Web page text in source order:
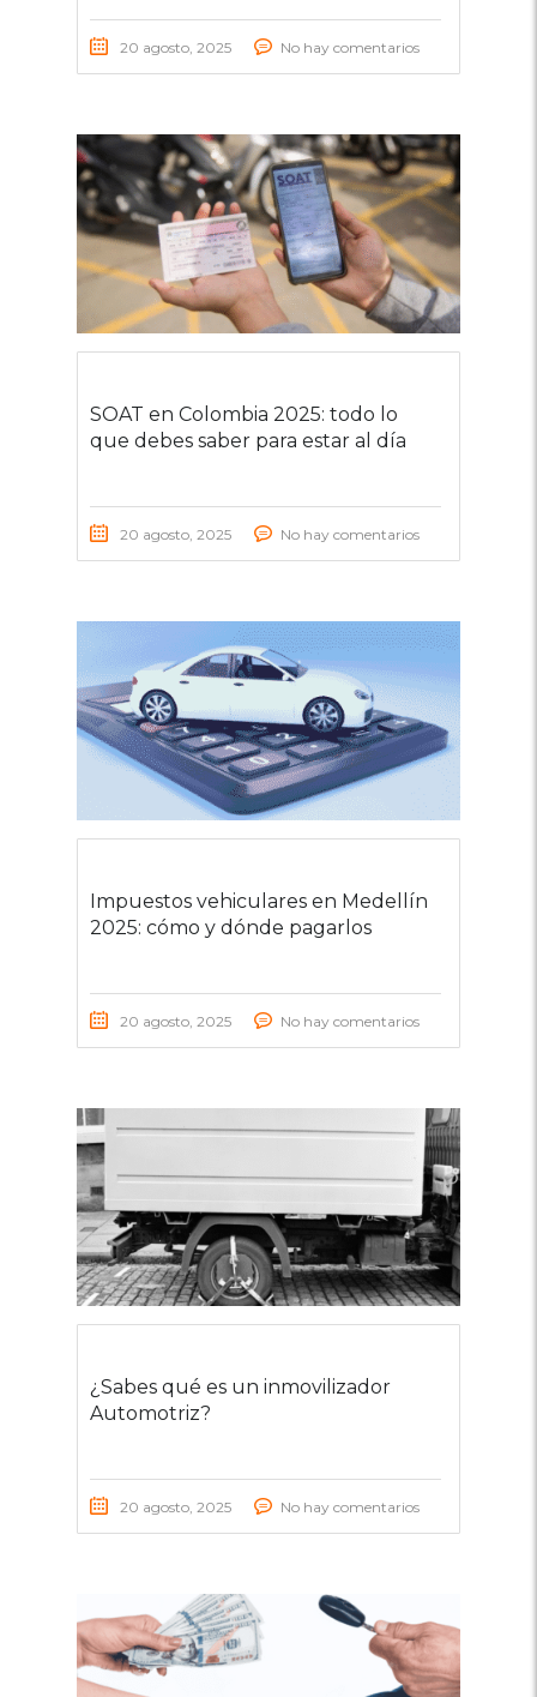
20 agosto, 2025 No hay comentarios
SOAT en Colombia 2025: todo lo
que debes saber para estar al día
20 agosto, 2025 No hay comentarios
Impuestos vehiculares en Medellín
2025: cómo y dónde pagarlos
20 agosto, 2025 No hay comentarios
¿Sabes qué es un inmovilizador
Automotriz?
20 agosto, 2025 No hay comentarios